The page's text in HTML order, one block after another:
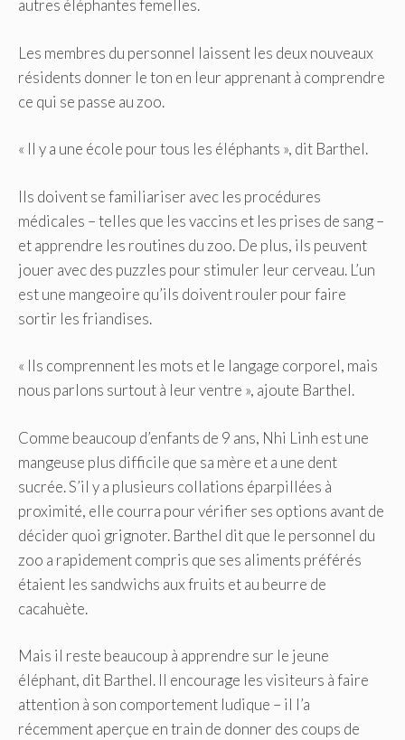
autres éléphantes femelles.
Les membres du personnel laissent les deux nouveaux
résidents donner le ton en leur apprenant à comprendre
ce qui se passe au zoo.
« Il y a une école pour tous les éléphants », dit Barthel.
Ils doivent se familiariser avec les procédures
médicales – telles que les vaccins et les prises de sang –
et apprendre les routines du zoo. De plus, ils peuvent
jouer avec des puzzles pour stimuler leur cerveau. L’un
est une mangeoire qu’ils doivent rouler pour faire
sortir les friandises.
« Ils comprennent les mots et le langage corporel, mais
nous parlons surtout à leur ventre », ajoute Barthel.
Comme beaucoup d’enfants de 9 ans, Nhi Linh est une
mangeuse plus difficile que sa mère et a une dent
sucrée. S’il y a plusieurs collations éparpillées à
proximité, elle courra pour vérifier ses options avant de
décider quoi grignoter. Barthel dit que le personnel du
zoo a rapidement compris que ses aliments préférés
étaient les sandwichs aux fruits et au beurre de
cacahuète.
Mais il reste beaucoup à apprendre sur le jeune
éléphant, dit Barthel. Il encourage les visiteurs à faire
attention à son comportement ludique – il l’a
récemment aperçue en train de donner des coups de